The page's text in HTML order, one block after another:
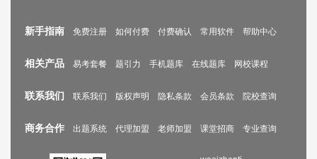
新手指南 免费注册 如何付费 付费确认 常用软件 帮助中心
相关产品 易考套餐 题引力 手机题库 在线题库 网校课程
联系我们 联系我们 版权声明 隐私条款 会员条款 院校查询
商务合作 出题系统 代理加盟 老师加盟 课堂招商 专业查询